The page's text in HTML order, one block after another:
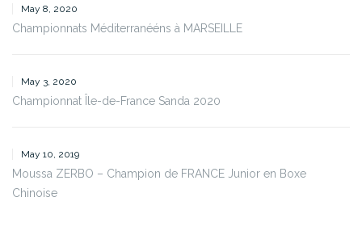
May 8, 2020
Championnats Méditerranééns à MARSEILLE
May 3, 2020
Championnat Île-de-France Sanda 2020
May 10, 2019
Moussa ZERBO – Champion de FRANCE Junior en Boxe
Chinoise